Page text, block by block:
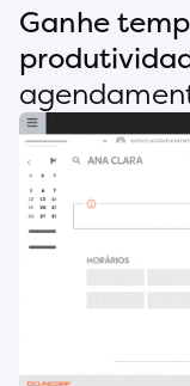
Ganhe